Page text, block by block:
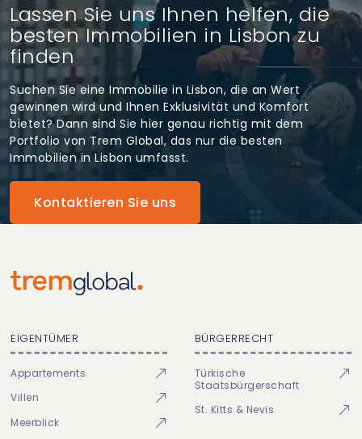
Lassen Sie uns Ihnen helfen, die
besten Immobilien in Lisbon zu
finden
Suchen Sie eine Immobilie in Lisbon, die an Wert
gewinnen wird und Ihnen Exklusivität und Komfort
bietet? Dann sind Sie hier genau richtig mit dem
Portfolio von Trem Global, das nur die besten
Immobilien in Lisbon umfasst.
Kontaktieren Sie uns
EIGENTÜMER
Appartements
Villen
Meerblick
BÜRGERRECHT
Türkische
Staatsbürgerschaft
St. Kitts & Nevis